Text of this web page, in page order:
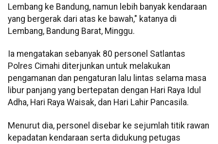
Lembang ke Bandung, namun lebih banyak kendaraan
yang bergerak dari atas ke bawah," katanya di
Lembang, Bandung Barat, Minggu.
Ia mengatakan sebanyak 80 personel Satlantas
Polres Cimahi diterjunkan untuk melakukan
pengamanan dan pengaturan lalu lintas selama masa
libur panjang yang bertepatan dengan Hari Raya Idul
Adha, Hari Raya Waisak, dan Hari Lahir Pancasila.
Menurut dia, personel disebar ke sejumlah titik rawan
kepadatan kendaraan serta didukung petugas